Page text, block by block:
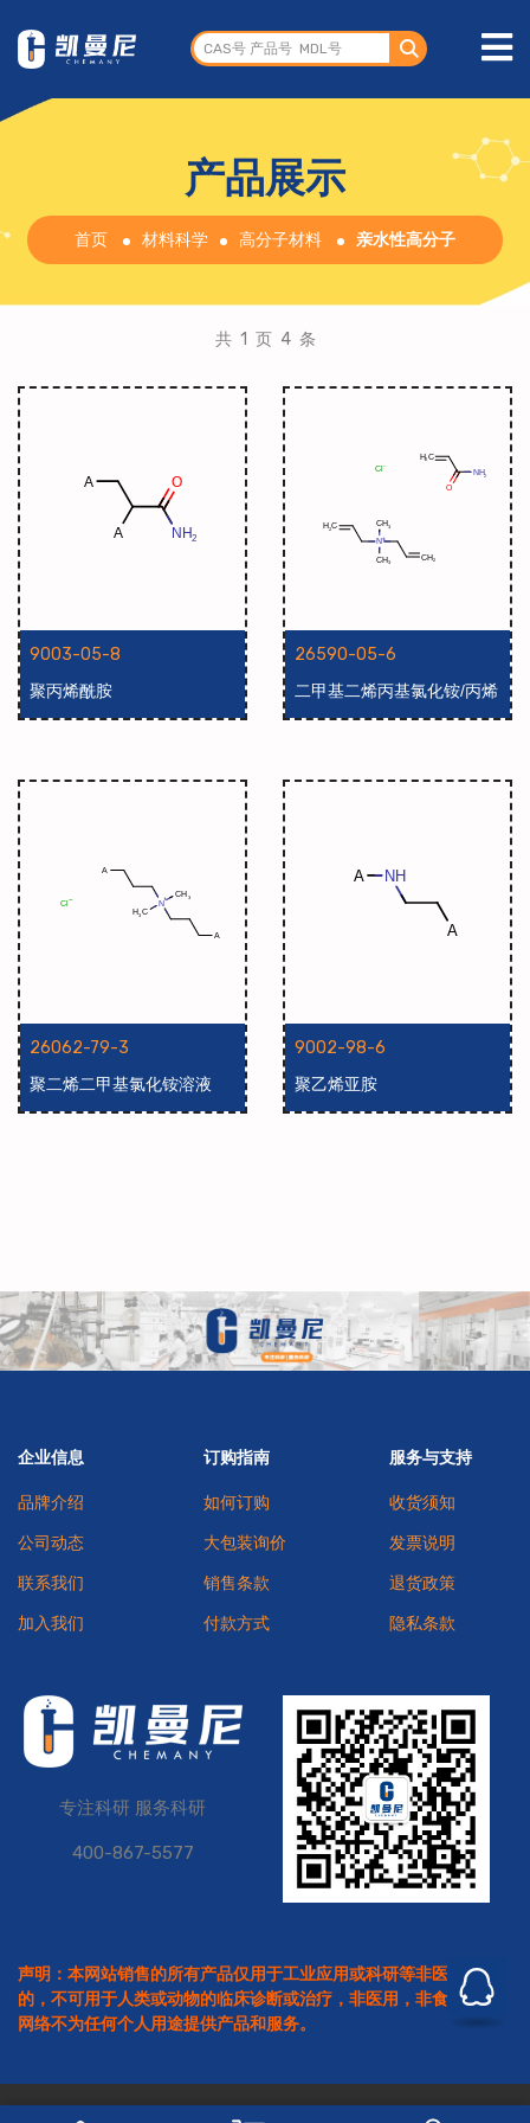
产品展示
首页 材料科学 高分子材料 亲水性高分子
共 1 页 4 条
9003-05-8
聚丙烯酰胺
26590-05-6
二甲基二烯丙基氯化铵/丙烯
酰胺共聚物
26062-79-3
聚二烯二甲基氯化铵溶液
9002-98-6
聚乙烯亚胺
企业信息
品牌介绍
公司动态
联系我们
加入我们
订购指南
如何订购
大包装询价
销售条款
付款方式
服务与支持
收货须知
发票说明
退货政策
隐私条款
专注科研 服务科研
400-867-5577
声明：本网站销售的所有产品仅用于工业应用或科研等非医疗目
的，不可用于人类或动物的临床诊断或治疗，非医用，非食用。本
网络不为任何个人用途提供产品和服务。
Copyright © 2026 凯曼尼 All Rights Reserved.